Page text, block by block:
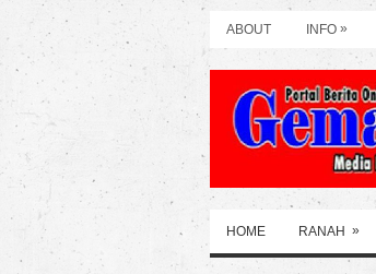
ABOUT INFO »
HOME RANAH »